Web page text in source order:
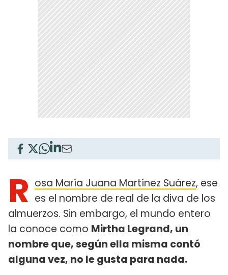
R osa María Juana Martínez Suárez​​, ese
es el nombre de real de la diva de los
almuerzos. Sin embargo, el mundo entero
la conoce como Mirtha Legrand, un
nombre que, según ella misma contó
alguna vez, no le gusta para nada.